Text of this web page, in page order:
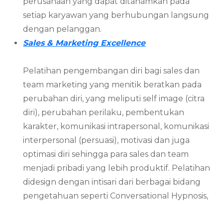
setiap karyawan yang berhubungan langsung
dengan pelanggan.
Sales & Marketing Excellence
Pelatihan pengembangan diri bagi sales dan
team marketing yang menitik beratkan pada
perubahan diri, yang meliputi self image (citra
diri), perubahan perilaku, pembentukan
karakter, komunikasi intrapersonal, komunikasi
interpersonal (persuasi), motivasi dan juga
optimasi diri sehingga para sales dan team
menjadi pribadi yang lebih produktif. Pelatihan
didesign dengan intisari dari berbagai bidang
pengetahuan seperti Conversational Hypnosis,